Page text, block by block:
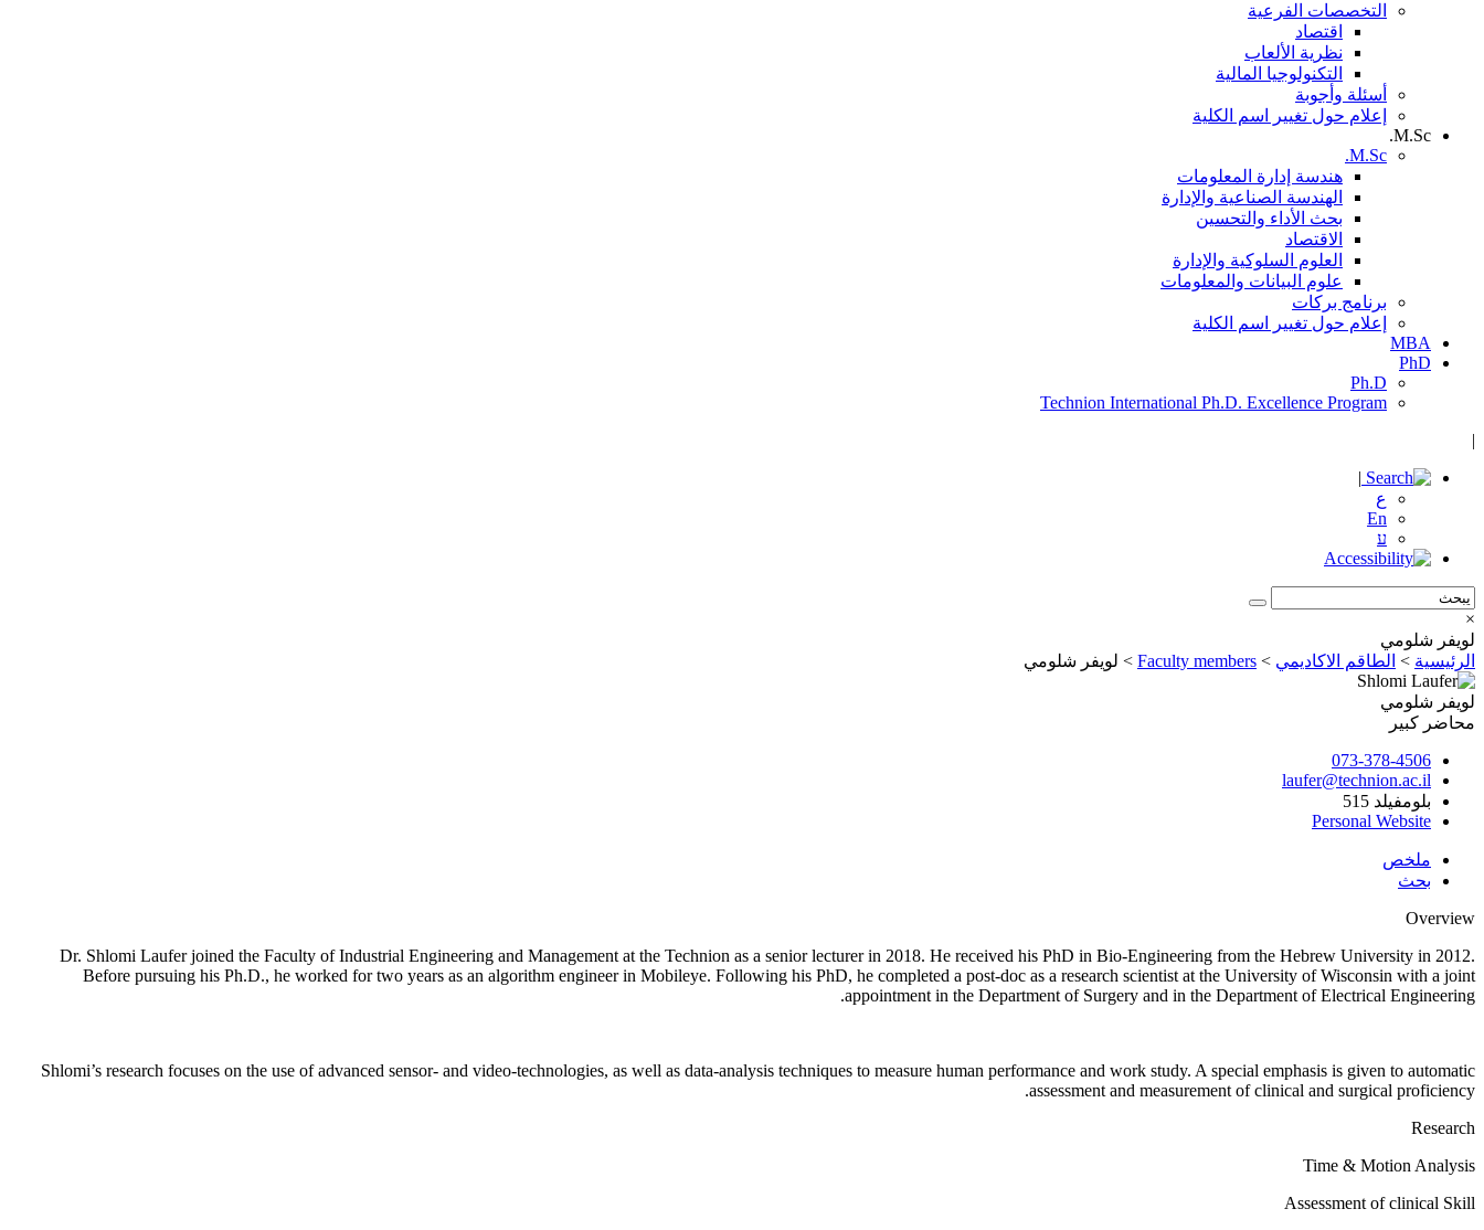
التخصصات الفرعية
اقتصاد
نظرية الألعاب
التكنولوجيا المالية
أسئلة وأجوبة
إعلام حول تغيير اسم الكلية
M.Sc.
M.Sc.
هندسة إدارة المعلومات
الهندسة الصناعية والإدارة
بحث الأداء والتحسين
الاقتصاد
العلوم السلوكية والإدارة
علوم البيانات والمعلومات
برنامج بركات
إعلام حول تغيير اسم الكلية
MBA
PhD
Ph.D
Technion International Ph.D. Excellence Program
|
|
ع
En
ע
×
لويفر شلومي
الرئيسية > الطاقم الاكاديمي >
Faculty members
> لويفر شلومي
لويفر شلومي
محاضر كبير
073-378-4506
laufer@technion.ac.il
بلومفيلد 515
Personal Website
ملخص
بحث
Overview
Dr. Shlomi Lauferjoined the Faculty of Industrial Engineering and Management at the Technion as a senior lecturer in 2018. He received his PhD in Bio-Engineering from the Hebrew University in 2012.
Before pursuing his Ph.D., he worked for two years as an algorithm engineer in Mobileye. Following his PhD, he completed a post-doc as a research scientist at the University of Wisconsin with a joint
appointment in the Department of Surgery and in the Department of Electrical Engineering.
Shlomi’s research focuses on the use of advanced sensor- and video-technologies, as well as data-analysis techniques to measure human performance and work study. A special emphasis is given to automatic
assessment and measurement of clinical and surgical proficiency.
Research
Time & Motion Analysis
Assessment of clinical Skill